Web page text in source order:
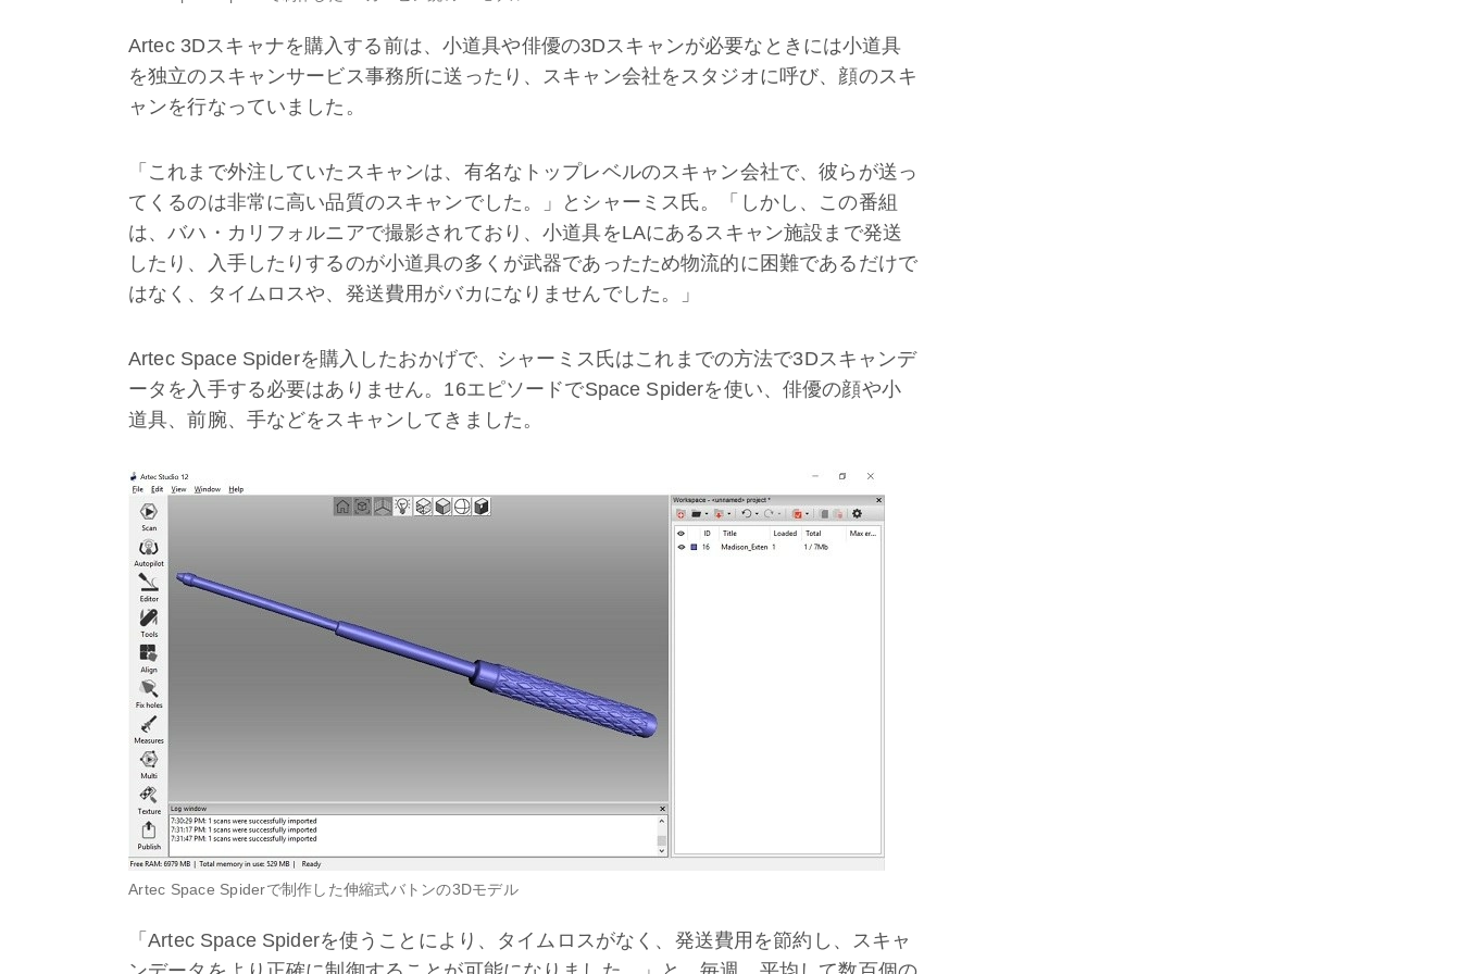
Artec 3Dスキャナを購入する前は、小道具や俳優の3Dスキャンが必要なときには小道具
を独立のスキャンサービス事務所に送ったり、スキャン会社をスタジオに呼び、顔のスキ
ャンを行なっていました。
「これまで外注していたスキャンは、有名なトップレベルのスキャン会社で、彼らが送っ
てくるのは非常に高い品質のスキャンでした。」とシャーミス氏。「しかし、この番組
は、バハ・カリフォルニアで撮影されており、小道具をLAにあるスキャン施設まで発送
したり、入手したりするのが小道具の多くが武器であったため物流的に困難であるだけで
はなく、タイムロスや、発送費用がバカになりませんでした。」
Artec Space Spiderを購入したおかげで、シャーミス氏はこれまでの方法で3Dスキャンデ
ータを入手する必要はありません。16エピソードでSpace Spiderを使い、俳優の顔や小
道具、前腕、手などをスキャンしてきました。
Artec Space Spiderで制作した伸縮式バトンの3Dモデル
「Artec Space Spiderを使うことにより、タイムロスがなく、発送費用を節約し、スキャ